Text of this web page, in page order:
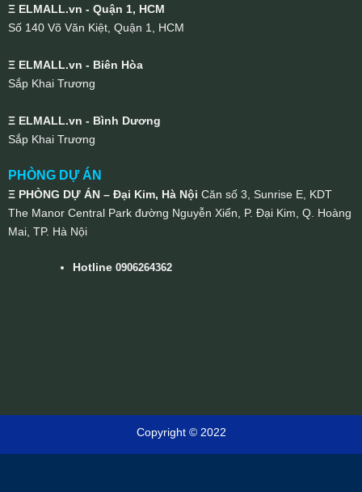
Ξ ELMALL.vn - Quận 1, HCM
Số 140 Võ Văn Kiệt, Quận 1, HCM
Ξ ELMALL.vn - Biên Hòa
Sắp Khai Trương
Ξ ELMALL.vn - Bình Dương
Sắp Khai Trương
PHÒNG DỰ ÁN
Ξ PHÒNG DỰ ÁN – Đại Kim, Hà Nội Căn số 3, Sunrise E, KDT
The Manor Central Park đường Nguyễn Xiển, P. Đại Kim, Q. Hoàng
Mai, TP. Hà Nội
Hotline0906264362
Copyright © 2022